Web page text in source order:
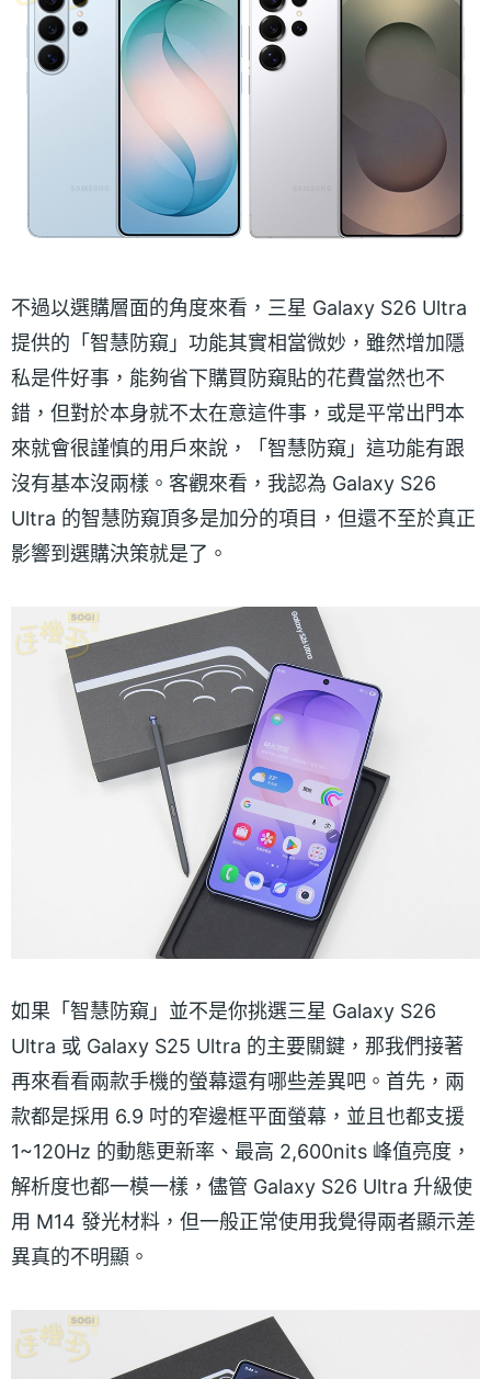
不過以選購層面的角度來看，三星 Galaxy S26 Ultra
提供的「智慧防窺」功能其實相當微妙，雖然增加隱
私是件好事，能夠省下購買防窺貼的花費當然也不
錯，但對於本身就不太在意這件事，或是平常出門本
來就會很謹慎的用戶來說，「智慧防窺」這功能有跟
沒有基本沒兩樣。客觀來看，我認為 Galaxy S26
Ultra 的智慧防窺頂多是加分的項目，但還不至於真正
影響到選購決策就是了。
如果「智慧防窺」並不是你挑選三星 Galaxy S26
Ultra 或 Galaxy S25 Ultra 的主要關鍵，那我們接著
再來看看兩款手機的螢幕還有哪些差異吧。首先，兩
款都是採用 6.9 吋的窄邊框平面螢幕，並且也都支援
1~120Hz 的動態更新率、最高 2,600nits 峰值亮度，
解析度也都一模一樣，儘管 Galaxy S26 Ultra 升級使
用 M14 發光材料，但一般正常使用我覺得兩者顯示差
異真的不明顯。